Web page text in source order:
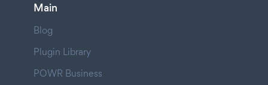
Main
Blog
Plugin Library
POWR Business